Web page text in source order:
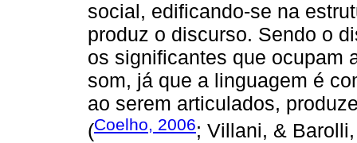
social, edificando-se na
produz o discurso. Sendo o
os significantes que ocupam
som, já que a linguagem é
ao serem articulados,
(Coelho, 2006; Villani, &